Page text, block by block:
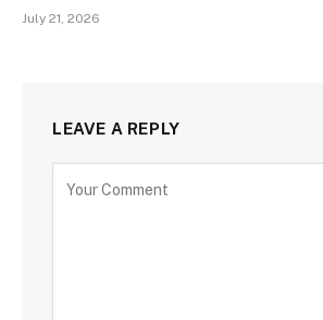
July 21, 2026
LEAVE A REPLY